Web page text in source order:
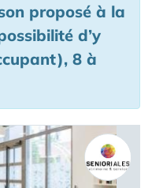
proposé à la
d’y
8 à